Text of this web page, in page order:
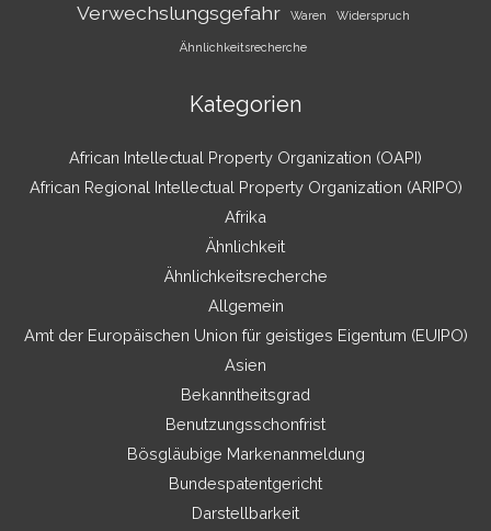
Verwechslungsgefahr Waren Widerspruch
Ähnlichkeitsrecherche
Kategorien
African Intellectual Property Organization (OAPI)
African Regional Intellectual Property Organization (ARIPO)
Afrika
Ähnlichkeit
Ähnlichkeitsrecherche
Allgemein
Amt der Europäischen Union für geistiges Eigentum (EUIPO)
Asien
Bekanntheitsgrad
Benutzungsschonfrist
Bösgläubige Markenanmeldung
Bundespatentgericht
Darstellbarkeit